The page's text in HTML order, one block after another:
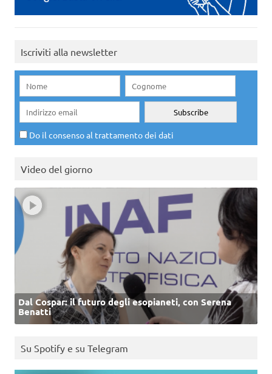
Iscriviti alla newsletter
Do il consenso al trattamento dei dati
Video del giorno
Dal Cospar: il futuro degli esopianeti, con Serena
Benatti
Su Spotify e su Telegram